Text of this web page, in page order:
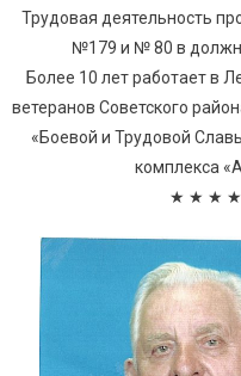
Трудовая деятельность
№179 и № 80 в
Более 10 лет работает в
ветеранов Советского
«Боевой и Трудовой
комплекса
★ ★ ★